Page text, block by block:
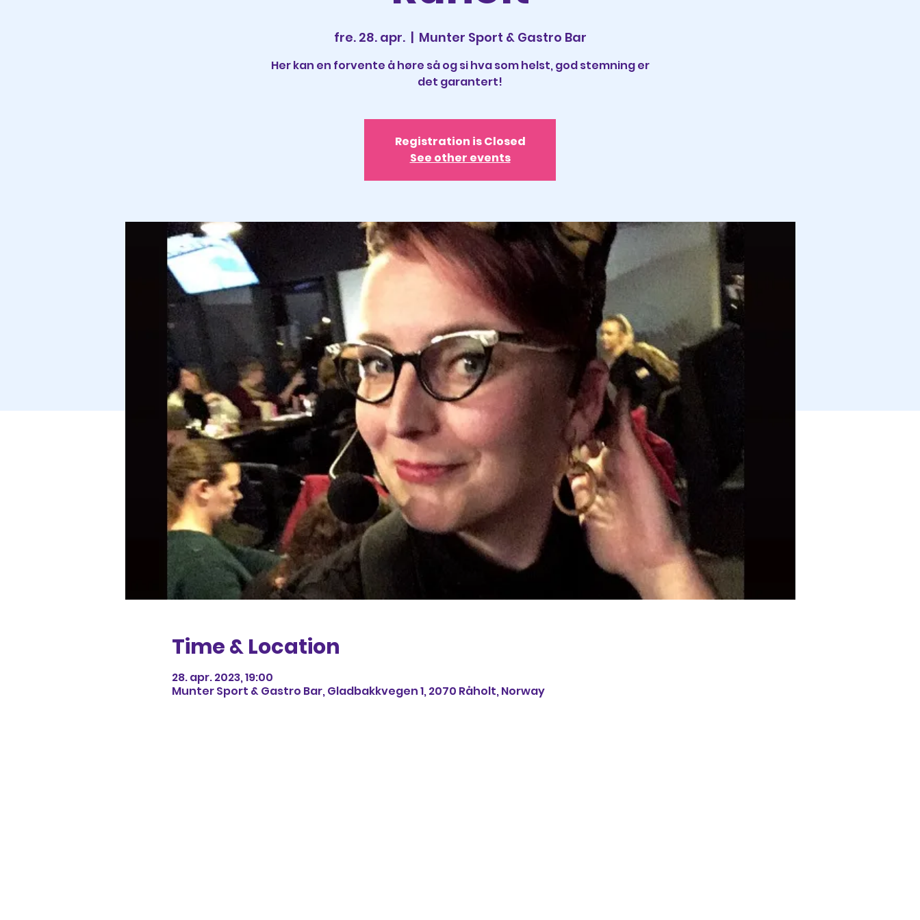
fre. 28. apr.
  |
Munter Sport & Gastro Bar
Her kan en forvente å høre så og si hva som helst, god stemning er
det garantert!
Registration is Closed
See other events
Time & Location
28. apr. 2023, 19:00
Munter Sport & Gastro Bar, Gladbakkvegen 1, 2070 Råholt, Norway